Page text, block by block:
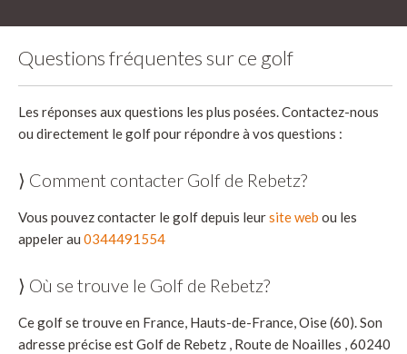
Questions fréquentes sur ce golf
Les réponses aux questions les plus posées. Contactez-nous
ou directement le golf pour répondre à vos questions :
⟩ Comment contacter Golf de Rebetz?
Vous pouvez contacter le golf depuis leursite web ou les
appeler au 0344491554
⟩ Où se trouve le Golf de Rebetz?
Ce golf se trouve en France, Hauts-de-France, Oise (60). Son
adresse précise est Golf de Rebetz , Route de Noailles , 60240